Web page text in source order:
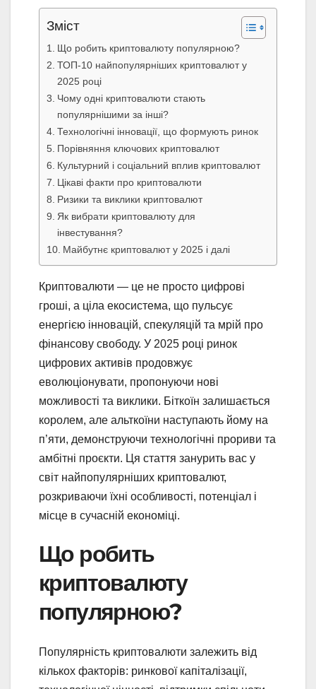
Зміст
Що робить криптовалюту популярною?
ТОП-10 найпопулярніших криптовалют у
2025 році
Чому одні криптовалюти стають
популярнішими за інші?
Технологічні інновації, що формують ринок
Порівняння ключових криптовалют
Культурний і соціальний вплив криптовалют
Цікаві факти про криптовалюти
Ризики та виклики криптовалют
Як вибрати криптовалюту для
інвестування?
Майбутнє криптовалют у 2025 і далі
Криптовалюти — це не просто цифрові
гроші, а ціла екосистема, що пульсує
енергією інновацій, спекуляцій та мрій про
фінансову свободу. У 2025 році ринок
цифрових активів продовжує
еволюціонувати, пропонуючи нові
можливості та виклики. Біткоїн залишається
королем, але альткоїни наступають йому на
п’яти, демонструючи технологічні прориви та
амбітні проєкти. Ця стаття занурить вас у
світ найпопулярніших криптовалют,
розкриваючи їхні особливості, потенціал і
місце в сучасній економіці.
Що робить
криптовалюту
популярною?
Популярність криптовалюти залежить від
кількох факторів: ринкової капіталізації,